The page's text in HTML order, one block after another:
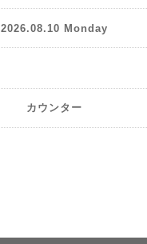
2026.08.10 Monday
カウンター